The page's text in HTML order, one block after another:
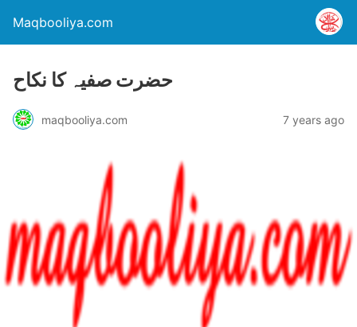
Maqbooliya.com
حضرت صفیہ کا نکاح
maqbooliya.com 7 years ago